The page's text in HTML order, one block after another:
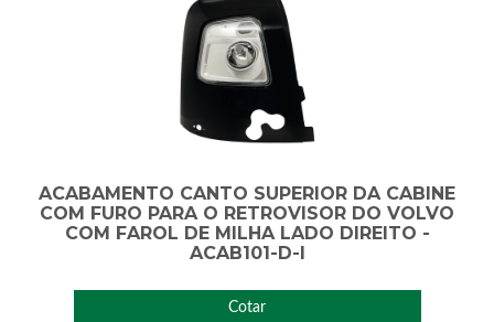
ACABAMENTO CANTO SUPERIOR DA CABINE
COM FURO PARA O RETROVISOR DO VOLVO
COM FAROL DE MILHA LADO DIREITO -
ACAB101-D-I
Cotar